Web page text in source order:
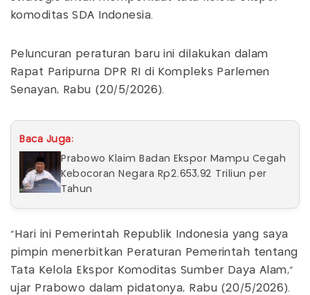
komoditas SDA Indonesia.
Peluncuran peraturan baru ini dilakukan dalam
Rapat Paripurna DPR RI di Kompleks Parlemen
Senayan, Rabu (20/5/2026).
Baca Juga:
Prabowo Klaim Badan Ekspor Mampu Cegah
Kebocoran Negara Rp2.653,92 Triliun per
Tahun
"Hari ini Pemerintah Republik Indonesia yang saya
pimpin menerbitkan Peraturan Pemerintah tentang
Tata Kelola Ekspor Komoditas Sumber Daya Alam,"
ujar Prabowo dalam pidatonya, Rabu (20/5/2026).